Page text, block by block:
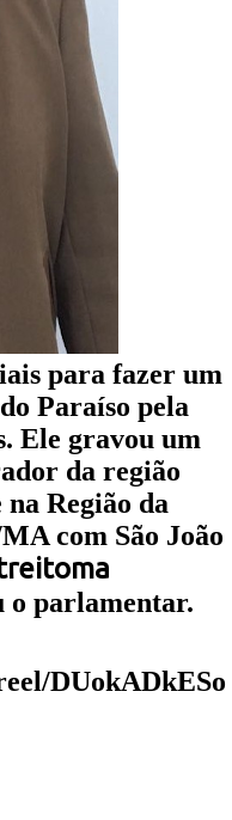
para fazer um
Paraíso pela
Ele gravou um
da região
Região da
com São João
o parlamentar.
DUokADkESo